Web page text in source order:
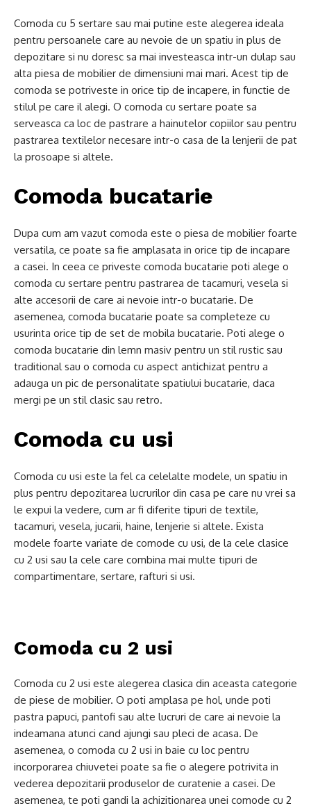
Comoda cu 5 sertare sau mai putine este alegerea ideala
pentru persoanele care au nevoie de un spatiu in plus de
depozitare si nu doresc sa mai investeasca intr-un dulap sau
alta piesa de mobilier de dimensiuni mai mari. Acest tip de
comoda se potriveste in orice tip de incapere, in functie de
stilul pe care il alegi. O comoda cu sertare poate sa
serveasca ca loc de pastrare a hainutelor copiilor sau pentru
pastrarea textilelor necesare intr-o casa de la lenjerii de pat
la prosoape si altele.
Comoda bucatarie
Dupa cum am vazut comoda este o piesa de mobilier foarte
versatila, ce poate sa fie amplasata in orice tip de incapare
a casei. In ceea ce priveste comoda bucatarie poti alege o
comoda cu sertare pentru pastrarea de tacamuri, vesela si
alte accesorii de care ai nevoie intr-o bucatarie. De
asemenea, comoda bucatarie poate sa completeze cu
usurinta orice tip de set de mobila bucatarie. Poti alege o
comoda bucatarie din lemn masiv pentru un stil rustic sau
traditional sau o comoda cu aspect antichizat pentru a
adauga un pic de personalitate spatiului bucatarie, daca
mergi pe un stil clasic sau retro.
Comoda cu usi
Comoda cu usi este la fel ca celelalte modele, un spatiu in
plus pentru depozitarea lucrurilor din casa pe care nu vrei sa
le expui la vedere, cum ar fi diferite tipuri de textile,
tacamuri, vesela, jucarii, haine, lenjerie si altele. Exista
modele foarte variate de comode cu usi, de la cele clasice
cu 2 usi sau la cele care combina mai multe tipuri de
compartimentare, sertare, rafturi si usi.
Comoda cu 2 usi
Comoda cu 2 usi este alegerea clasica din aceasta categorie
de piese de mobilier. O poti amplasa pe hol, unde poti
pastra papuci, pantofi sau alte lucruri de care ai nevoie la
indeamana atunci cand ajungi sau pleci de acasa. De
asemenea, o comoda cu 2 usi in baie cu loc pentru
incorporarea chiuvetei poate sa fie o alegere potrivita in
vederea depozitarii produselor de curatenie a casei. De
asemenea, te poti gandi la achizitionarea unei comode cu 2